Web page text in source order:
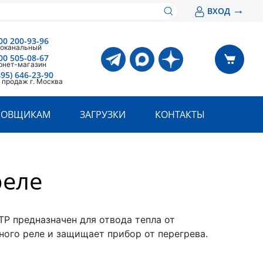
ВХОД →
200-93-96
505-08-67
магазин
646-23-90
г. Москва
ЗАГРУЗКИ КОНТАКТЫ
предназначен для отвода тепла от
реле и защищает прибор от перегрева.